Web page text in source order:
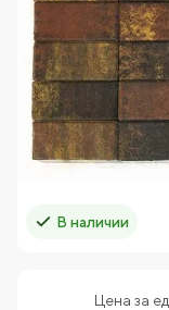
В наличии
Цена за ед.